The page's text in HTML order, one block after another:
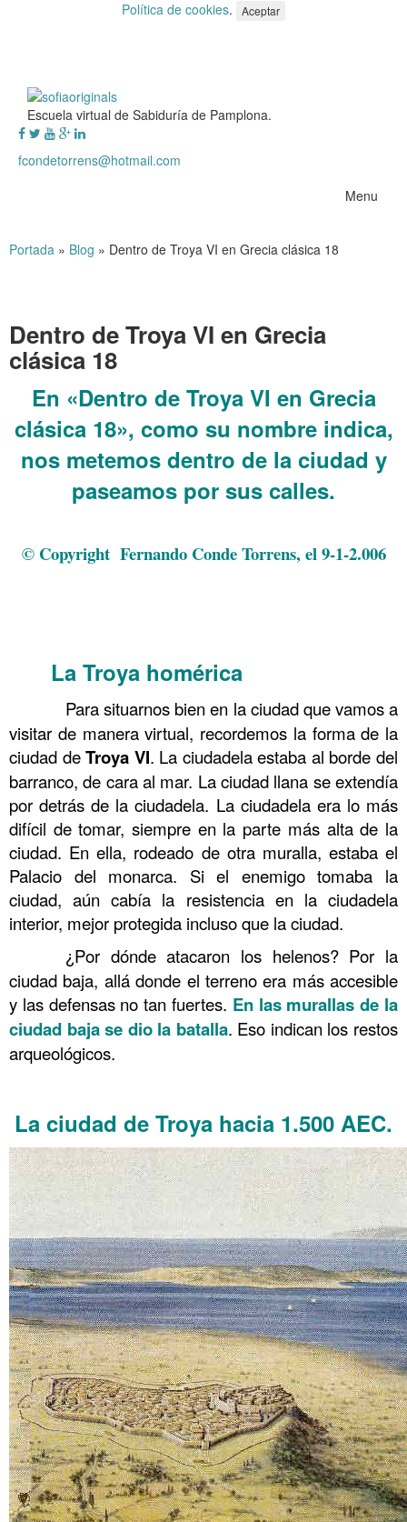
Política de cookies. Aceptar
Escuela virtual de Sabiduría de Pamplona.
fcondetorrens@hotmail.com
Menu
Portada » Blog » Dentro de Troya VI en Grecia clásica 18
Dentro de Troya VI en Grecia
clásica 18
En «Dentro de Troya VI en Grecia
clásica 18», como su nombre indica,
nos metemos dentro de la ciudad y
paseamos por sus calles.
© Copyright Fernando Conde Torrens, el 9-1-2.006
La Troya homérica
Para situarnos bien en la ciudad que vamos a
visitar de manera virtual, recordemos la forma de la
ciudad deTroya VI. La ciudadela estaba al borde del
barranco, de cara al mar. La ciudad llana se extendía
por detrás de la ciudadela. La ciudadela era lo más
difícil de tomar, siempre en la parte más alta de la
ciudad. En ella, rodeado de otra muralla, estaba el
Palacio del monarca. Si el enemigo tomaba la
ciudad, aún cabía la resistencia en la ciudadela
interior, mejor protegida incluso que la ciudad.
¿Por dónde atacaron los helenos? Por la
ciudad baja, allá donde el terreno era más accesible
y las defensas no tan fuertes. En las murallas de la
ciudad baja se dio la batalla. Eso indican los restos
arqueológicos.
La ciudad de Troya hacia 1.500 AEC.